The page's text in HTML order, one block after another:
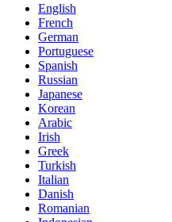
English
French
German
Portuguese
Spanish
Russian
Japanese
Korean
Arabic
Irish
Greek
Turkish
Italian
Danish
Romanian